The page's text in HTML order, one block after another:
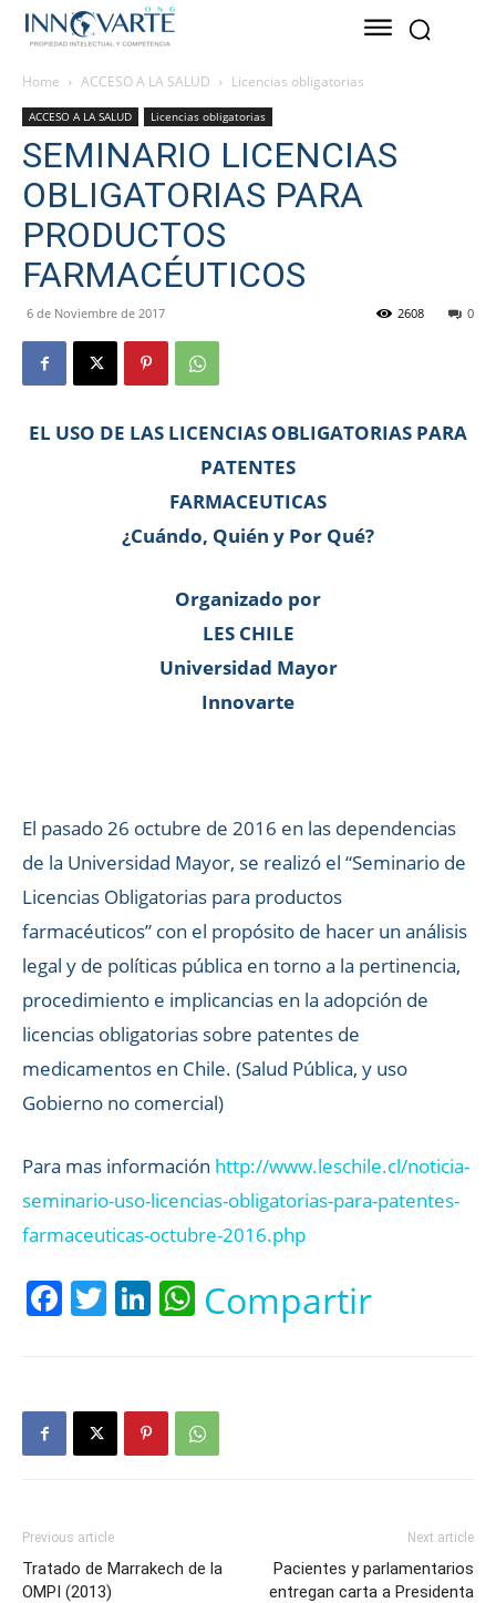
Home ACCESO A LA SALUD Licencias obligatorias
ACCESO A LA SALUD Licencias obligatorias
SEMINARIO LICENCIAS
OBLIGATORIAS PARA
PRODUCTOS
FARMACÉUTICOS
6 de Noviembre de 2017 0
2608
EL USO DE LAS LICENCIAS OBLIGATORIAS PARA
PATENTES
FARMACEUTICAS
¿Cuándo, Quién y Por Qué?
Organizado por
LES CHILE
Universidad Mayor
Innovarte
El pasado 26 octubre de 2016 en las dependencias
de la Universidad Mayor, se realizó el “Seminario de
Licencias Obligatorias para productos
farmacéuticos” con el propósito de hacer un análisis
legal y de políticas pública en torno a la pertinencia,
procedimiento e implicancias en la adopción de
licencias obligatorias sobre patentes de
medicamentos en Chile. (Salud Pública, y uso
Gobierno no comercial)
Para mas información http://www.leschile.cl/noticia-
seminario-uso-licencias-obligatorias-para-patentes-
farmaceuticas-octubre-2016.php
Facebook
Twitter
LinkedIn
WhatsApp
Compartir
Previous article
Tratado de Marrakech de la
OMPI (2013)
Next article
Pacientes y parlamentarios
entregan carta a Presidenta